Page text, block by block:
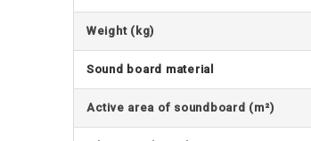
Weight (kg)
Sound board material
Active area of soundboard (m²)